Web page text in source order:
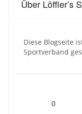
Über Löffler’s
Diese Blogseite
Sportverband
0